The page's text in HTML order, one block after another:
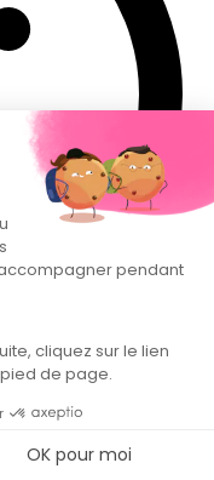
pendant
cliquez sur le lien
de page.
OK pour moi